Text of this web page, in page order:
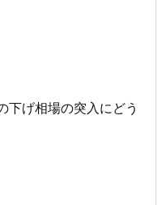
下げ相場の突入にどう